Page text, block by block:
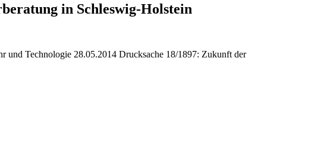
in Schleswig-Holstein
Technologie 28.05.2014 Drucksache 18/1897: Zukunft der